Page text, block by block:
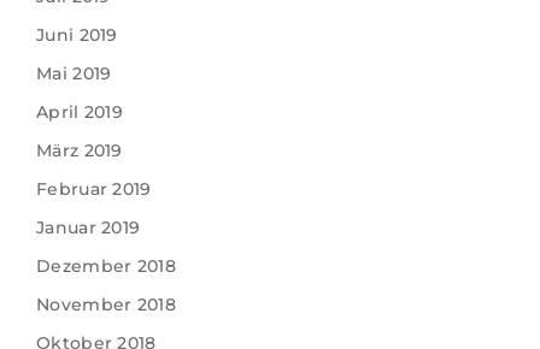
Juni 2019
Mai 2019
April 2019
März 2019
Februar 2019
Januar 2019
Dezember 2018
November 2018
Oktober 2018